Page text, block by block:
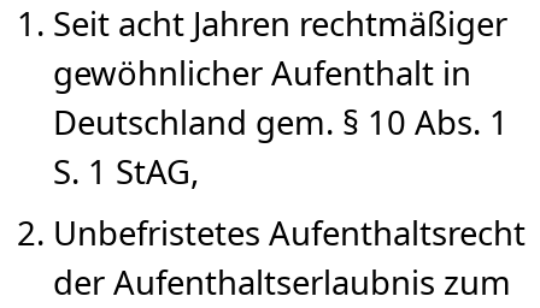
Seit acht Jahren rechtmäßiger
gewöhnlicher Aufenthalt in
Deutschland gem. § 10 Abs. 1
S. 1 StAG,
Unbefristetes Aufenthaltsrecht
der Aufenthaltserlaubnis zum